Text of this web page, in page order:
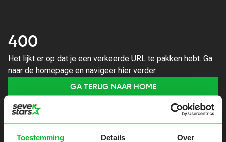
Toestemming Details Over
400
Het lijkt er op dat je een verkeerde URL te pakken hebt. Ga
naar de homepage en navigeer hier verder.
GA TERUG NAAR HOME